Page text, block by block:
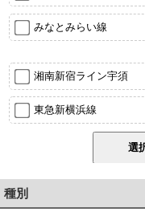
みなとみらい線
湘南新宿ライン宇須
東急新横浜線
種別